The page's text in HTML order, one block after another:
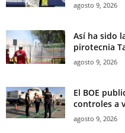
agosto 9, 2026
Así ha sido
pirotecnia
agosto 9, 2026
El BOE
controles a
agosto 9, 2026